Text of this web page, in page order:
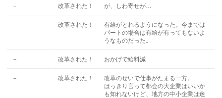
－ 改革された！ が、しわ寄せが…
－ 改革された！
有給がとれるようになった。今までは
パートの場合は有給が有ってもないよ
うなものだった。
－ 改革された！ おかげで給料減
－ 改革された！
改革のせいで仕事がたまる一方。
はっきり言って都会の大企業はいいか
も知れないけど、地方の中小企業は迷